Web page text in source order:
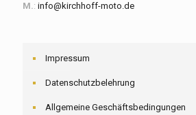
M.: info@kirchhoff-moto.de
Impressum
Datenschutzbelehrung
Allgemeine Geschäftsbedingungen